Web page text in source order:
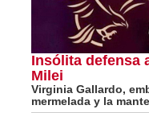
Insólita defensa
Milei
Virginia Gallardo,
mermelada y la